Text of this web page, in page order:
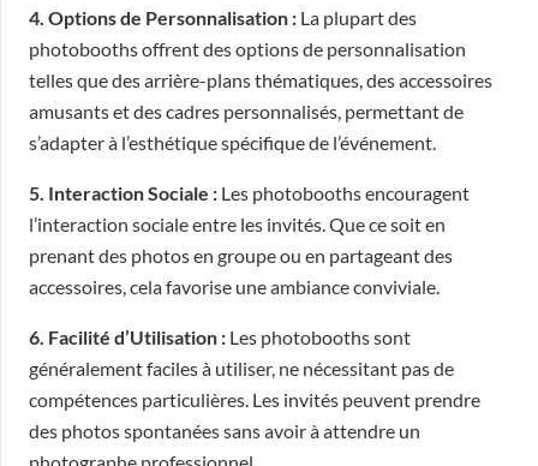
4. Options de Personnalisation : La plupart des
photobooths offrent des options de personnalisation
telles que des arrière-plans thématiques, des accessoires
amusants et des cadres personnalisés, permettant de
s’adapter à l’esthétique spécifique de l’événement.
5. Interaction Sociale : Les photobooths encouragent
l’interaction sociale entre les invités. Que ce soit en
prenant des photos en groupe ou en partageant des
accessoires, cela favorise une ambiance conviviale.
6. Facilité d’Utilisation : Les photobooths sont
généralement faciles à utiliser, ne nécessitant pas de
compétences particulières. Les invités peuvent prendre
des photos spontanées sans avoir à attendre un